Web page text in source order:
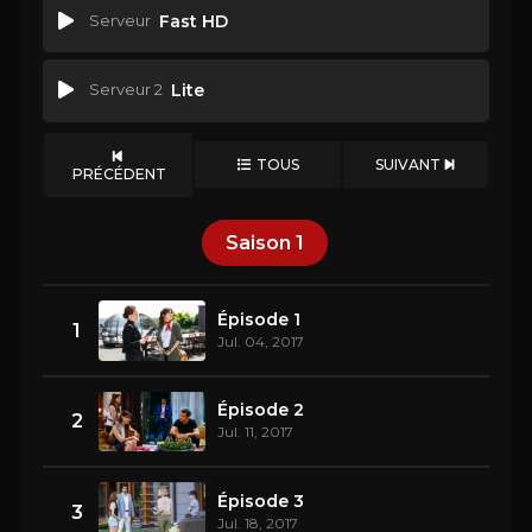
Serveur Fast HD
Serveur 2 Lite
PRÉCÉDENT TOUS SUIVANT
Saison 1
1 Épisode 1
Jul. 04, 2017
2 Épisode 2
Jul. 11, 2017
3 Épisode 3
Jul. 18, 2017